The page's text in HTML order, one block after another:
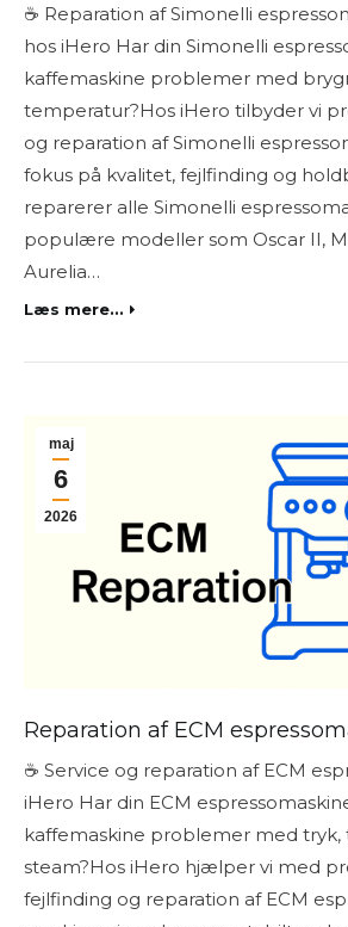
☕ Reparation af Simonelli
hos iHero Har din Simonelli
kaffemaskine problemer med
temperatur?Hos iHero tilbyder vi
og reparation af Simonelli
fokus på kvalitet, fejlfinding og
reparerer alle Simonelli
populære modeller som Oscar II,
Aurelia…
Læs mere...
maj
6
2026
Reparation af ECM
☕ Service og reparation af ECM
iHero Har din ECM
kaffemaskine problemer med
steam?Hos iHero hjælper vi med
fejlfinding og reparation af ECM